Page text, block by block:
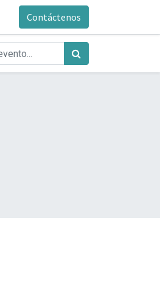
Contáctenos